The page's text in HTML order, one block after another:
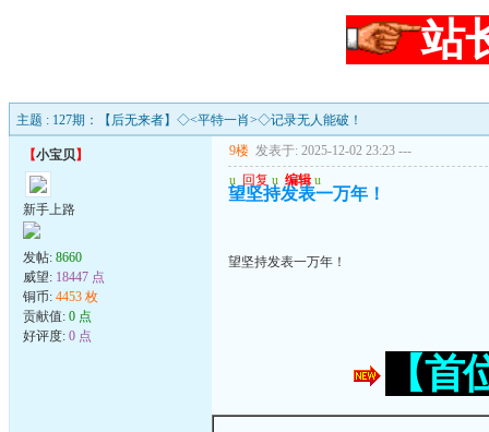
站
主题 : 127期：【后无来者】◇<平特一肖>◇记录无人能破！
【小宝贝】
新手上路
发帖: 8660
威望: 18447 点
铜币: 4453 枚
贡献值: 0 点
好评度: 0 点
9楼 发表于: 2025-12-02 23:23 ---
u 回复 u 编辑 u
望坚持发表一万年！
望坚持发表一万年！
【